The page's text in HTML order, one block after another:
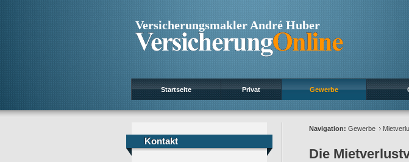
Versicherungsmakler André Huber
Startseite Privat Gewerbe
Kontakt
Kontakt
Navigation: Gewerbe
Die